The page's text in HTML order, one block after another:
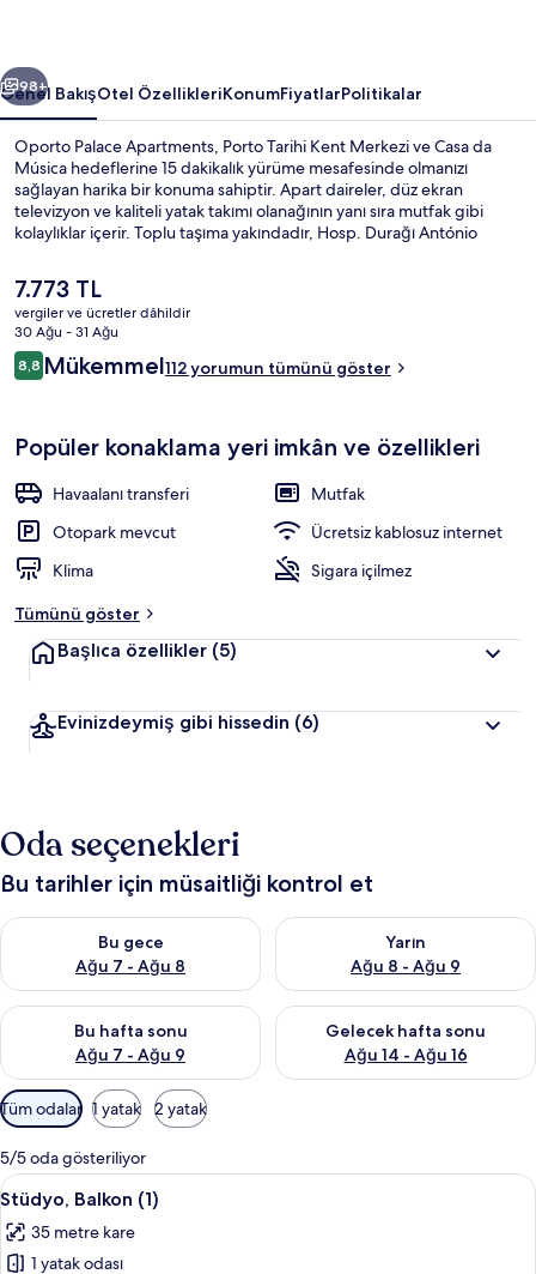
Sonraki
98+
Genel BakışOtel ÖzellikleriKonumFiyatlarPolitikalar
Oporto Palace Apartments, Porto Tarihi Kent Merkezi ve Casa da
Música hedeflerine 15 dakikalık yürüme mesafesinde olmanızı
sağlayan harika bir konuma sahiptir. Apart daireler, düz ekran
televizyon ve kaliteli yatak takımı olanağının yanı sıra mutfak gibi
kolaylıklar içerir. Toplu taşıma yakındadır, Hosp. Durağı António
mesafesinde bulunur.
Şu
anki
fiyat
7.773 TL
7.773 TL
vergiler ve ücretler dâhildir
30 Ağu - 31 Ağu
Yorumlar
8,88,8/10
Mükemmel112 yorumun tümünü göster
Popüler konaklama yeri imkân ve özellikleri
Havaalanı transferi
Mutfak
Otopark mevcut
Ücretsiz kablosuz internet
Klima
Sigara içilmez
Tümünü göster
Başlıca özellikler (5)
Evinizdeymiş gibi hissedin (6)
Oda seçenekleri
Bu tarihler için müsaitliği kontrol et
Bu gece
Ağu 7 - Ağu 8
Bu gece için müsaitliği kontrol et Ağu 7 - Ağu 8
Yarın
Ağu 8 - Ağu 9
Yarın için müsaitliği kontrol
Bu hafta sonu
Ağu 7 - Ağu 9
Bu hafta sonu için müsaitliği kontrol et Ağu 7 - Ağu 9
Gelecek hafta sonu
Ağu 14 - Ağu 16
Önümüzdeki hafta sonu için
Odalar
için
mevcut
filtreler
Tüm odalar 1 yatak 2 yatak
5/5 oda gösteriliyor
Stüdyo,
Balkon
(1)
Stüdyo, Balkon (1) | Oturma alanı |
14
Stüdyo, Balkon (1)
35 metre kare
1 yatak odası